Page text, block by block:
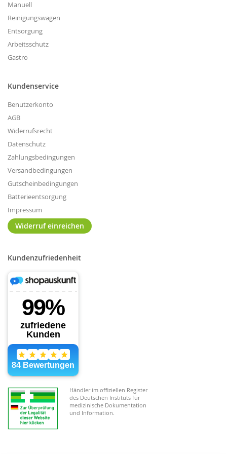
Manuell
Reinigungswagen
Entsorgung
Arbeitsschutz
Gastro
Kundenservice
Benutzerkonto
AGB
Widerrufsrecht
Datenschutz
Zahlungsbedingungen
Versandbedingungen
Gutscheinbedingungen
Batterieentsorgung
Impressum
Widerruf einreichen
Kundenzufriedenheit
Händler im offiziellen Register
des Deutschen Instituts für
medizinische Dokumentation
und Information.